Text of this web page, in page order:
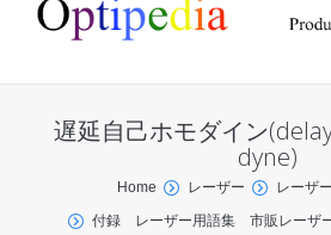
遅延自己ホモダイン
dyne)
You are here:
Home レーザー
レーザ
付録 レーザー用語集 市販レーザ